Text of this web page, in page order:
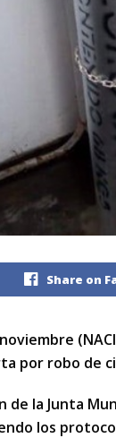
Share on
por robo de
de la Junta
los